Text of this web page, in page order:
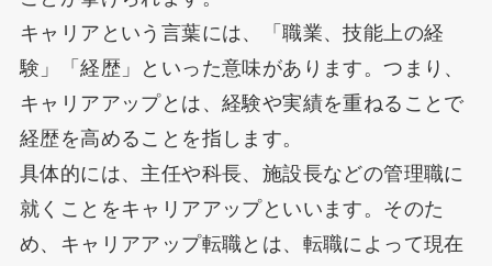
キャリアという言葉には、「職業、技能上の経
験」「経歴」といった意味があります。つまり、
キャリアアップとは、経験や実績を重ねることで
経歴を高めることを指します。
具体的には、主任や科長、施設長などの管理職に
就くことをキャリアアップといいます。そのた
め、キャリアアップ転職とは、転職によって現在